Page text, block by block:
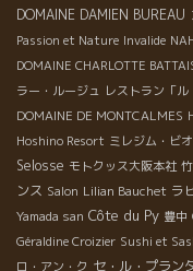
DOMAINE DAMIEN BUREAU
Passion et Nature Invalide
DOMAINE CHARLOTTE
ラー・ルージュ レストラン「ル
DOMAINE DE MONTCALMES
Hoshino Resort ミレジム・ビオ
Selosse モトクッス大阪本社
ンス Salon Lilian Bauchet ラ
Yamada san Côte du Py 豊中
Géraldine Croizier Sushi et
ロ・アン・ク セ・ル・プラン